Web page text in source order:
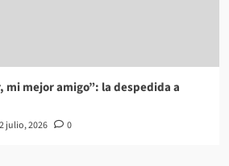
mi mejor amigo”: la despedida a
julio, 2026 0